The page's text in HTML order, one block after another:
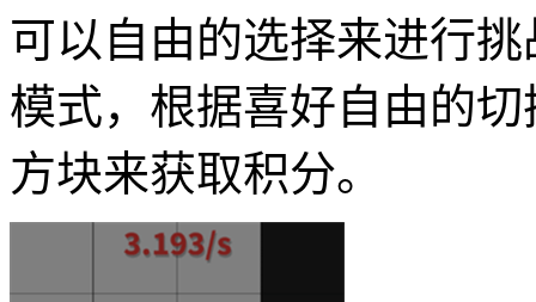
可以自由的选择来进行
模式，根据喜好自由的
方块来获取积分。